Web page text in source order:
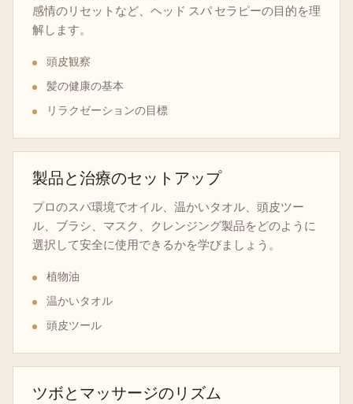
感情のリセットなど、ヘッド スパ セラピーの目的を理
解します。
頭皮観察
髪の健康の基本
リラクゼーションの目標
製品と治療のセットアップ
プロのスパ環境でオイル、温かいタオル、頭皮ツー
ル、ブラシ、マスク、クレンジング製品をどのように
選択して安全に使用できるかを学びましょう。
植物油
温かいタオル
頭皮ツール
ツボとマッサージのリズム